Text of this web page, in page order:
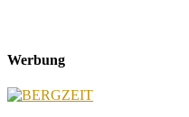
Werbung